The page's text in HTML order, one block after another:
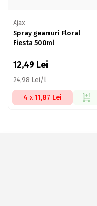
Ajax
Spray geamuri Floral
Fiesta 500ml
12,49 Lei
24,98 Lei/l
4 x 11,87 Lei